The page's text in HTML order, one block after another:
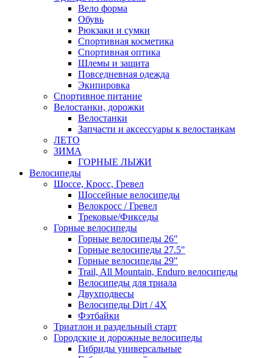
Вело форма
Обувь
Рюкзаки и сумки
Спортивная косметика
Спортивная оптика
Шлемы и защита
Повседневная одежда
Экипировка
Спортивное питание
Велостанки, дорожки
Велостанки
Запчасти и аксессуары к велостанкам
ЛЕТО
ЗИМА
ГОРНЫЕ ЛЫЖИ
Велосипеды
Шоссе, Кросс, Гревел
Шоссейные велосипеды
Велокросс / Гревел
Трековые/Фикседы
Горные велосипеды
Горные велосипеды 26"
Горные велосипеды 27.5"
Горные велосипеды 29"
Trail, All Mountain, Enduro велосипеды
Велосипеды для триала
Двухподвесы
Велосипеды Dirt / 4X
Фэтбайки
Триатлон и раздельный старт
Городские и дорожные велосипеды
Гибриды универсальные